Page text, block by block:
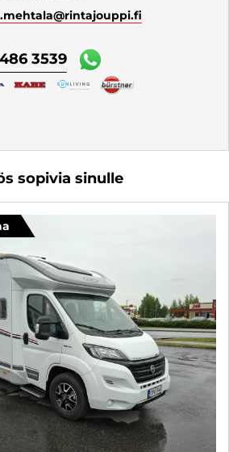
@rintajouppi.fi
3539
sopivia sinulle